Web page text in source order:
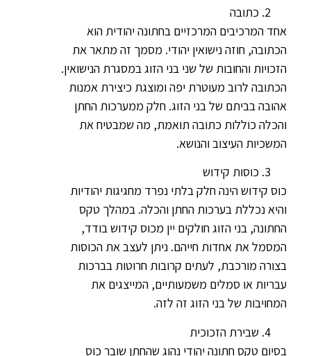
כתובה
אחד המרכיבים המרכזיים בחתונה יהודית הוא
הכתובה, חוזה נישואין יהודי. מסמך זה מתאר את
הזכויות והחובות של שני בני הזוג במסגרת הנישואין.
הכתובה לרוב מעוטרת יפה ומוצגת כיצירת אמנות
אהובה בביתם של בני הזוג. חלק ממערכות החתן
והכלה כוללות כתובה תואמת, מה שמבטיח את
המשכיות העיצוב והנושא.
כוסות קידוש
כוס קידוש הינה חלק בלתי נפרד מחגיגות יהודיות
והיא נכללת בערכות החתן והכלה. במהלך טקס
החתונה, בני הזוג חולקים יין מכוס קידוש בודד,
המסמל את אחדות חייהם. ניתן לעצב את הכוסות
בצורה מורכבת, לעתים קרובות חרוטות בברכות
עבריות או סמלים משמעותיים, המייצגים את
המחויבות של בני הזוג זה לזה.
שבירת הזכוכית
בסיום טקס חתונה יהודי נהוג שהחתן שובר כוס